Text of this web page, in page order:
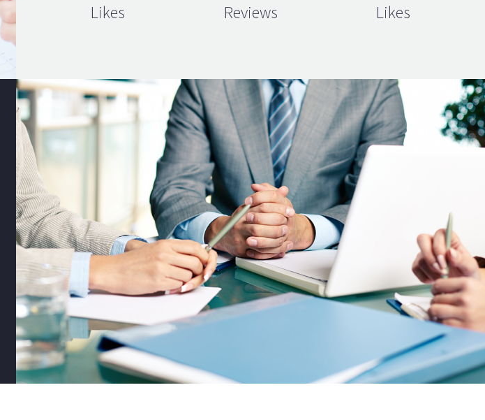
Likes Reviews Likes